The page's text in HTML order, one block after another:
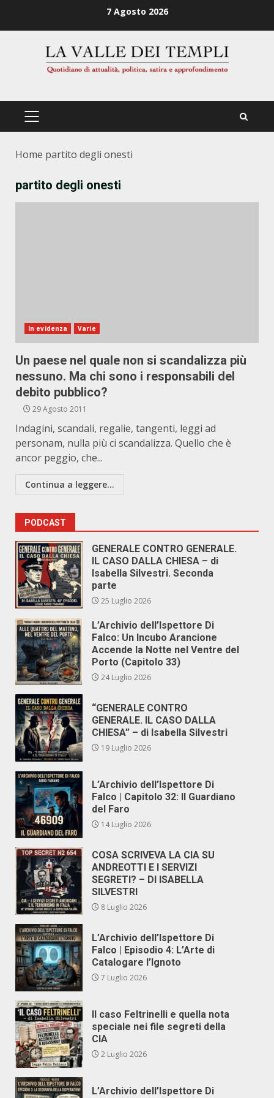
7 Agosto 2026
PRIMÄRES
Home partito degli onesti
partito degli onesti
In evidenza Varie
Un paese nel quale non si scandalizza più
nessuno. Ma chi sono i responsabili del
debito pubblico?
29 Agosto 2011
Indagini, scandali, regalie, tangenti, leggi ad
personam, nulla più ci scandalizza. Quello che è
ancor peggio, che...
Continua a leggere...
PODCAST
GENERALE CONTRO GENERALE.
IL CASO DALLA CHIESA – di
Isabella Silvestri. Seconda
parte
25 Luglio 2026
L’Archivio dell’Ispettore Di
Falco: Un Incubo Arancione
Accende la Notte nel Ventre del
Porto (Capitolo 33)
24 Luglio 2026
“GENERALE CONTRO
GENERALE. IL CASO DALLA
CHIESA” – di Isabella Silvestri
19 Luglio 2026
L’Archivio dell’Ispettore Di
Falco | Capitolo 32: Il Guardiano
del Faro
14 Luglio 2026
COSA SCRIVEVA LA CIA SU
ANDREOTTI E I SERVIZI
SEGRETI? – DI ISABELLA
SILVESTRI
8 Luglio 2026
L’Archivio dell’Ispettore Di
Falco | Episodio 4: L’Arte di
Catalogare l’Ignoto
7 Luglio 2026
Il caso Feltrinelli e quella nota
speciale nei file segreti della
CIA
2 Luglio 2026
L’Archivio dell’Ispettore Di